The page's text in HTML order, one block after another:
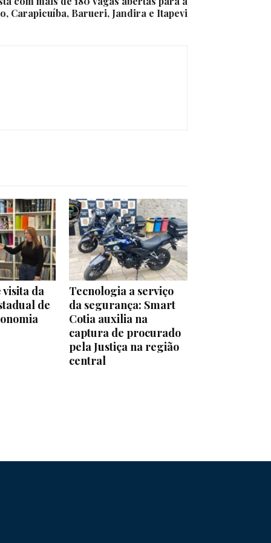
Carapicuíba, Barueri, Jandira e Itapevi
visita da
de
Tecnologia a serviço
da segurança: Smart
Cotia auxilia na
captura de procurado
pela Justiça na região
central